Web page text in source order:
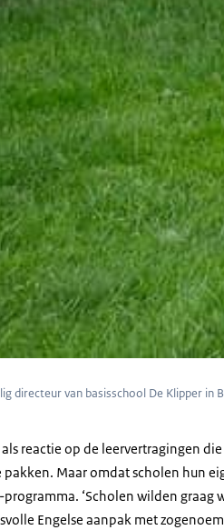
directeur van basisschool De Klipper in
als reactie op de leervertragingen
Maar omdat scholen hun
‘Scholen wilden graag
Engelse aanpak met